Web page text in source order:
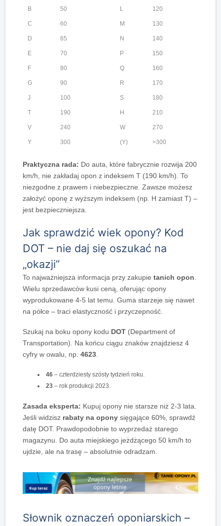
B 50 L 120
C 60 M 130
D 65 N 140
E 70 P 150
F 80 Q 160
G 90 R 170
J 100 S 180
T 190 H 210
V 240 W 270
Y 300 (Y) >300
Praktyczna rada: Do auta, które fabrycznie rozwija 200
km/h, nie zakładaj opon z indeksem T (190 km/h). To
niezgodne z prawem i niebezpieczne. Zawsze możesz
założyć oponę z wyższym indeksem (np. H zamiast T) –
jest bezpieczniejsza.
Jak sprawdzić wiek opony? Kod
DOT – nie daj się oszukać na
„okazji”
To najważniejsza informacja przy zakupie tanich opon
Wielu sprzedawców kusi ceną, oferując opony
wyprodukowane 4-5 lat temu. Guma starzeje się nawet
na półce – traci elastyczność i przyczepność.
Szukaj na boku opony kodu DOT (Department of
Transportation). Na końcu ciągu znaków znajdziesz 4
cyfry w owalu, np. 4623
46 – czterdziesty szósty tydzień roku.
23 – rok produkcji 2023.
Zasada eksperta: Kupuj opony nie starsze niż 2-3 lata.
Jeśli widzisz rabaty na opony sięgające 60%, sprawdź
datę DOT. Prawdopodobnie to wyprzedaż starego
magazynu. Do auta miejskiego jeżdżącego 50 km/h to
ujdzie, ale na trasę – absolutnie odradzam.
Słownik oznaczeń oponiarskich –